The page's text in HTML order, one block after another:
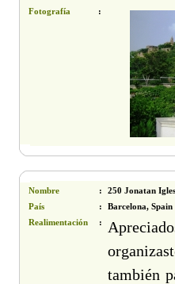
Fotografía :
Nombre :
250 Jonatan
País
:
Barcelona, Spain
Realimentación
:
también